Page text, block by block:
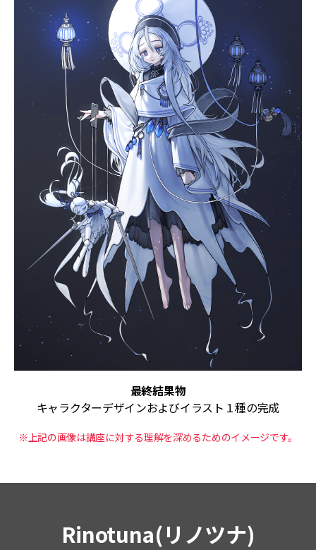
最終結果物
キャラクターデザインおよびイラスト１種の完成
※上記の画像は講座に対する理解を深めるためのイメージです。
Rinotuna(リノツナ)